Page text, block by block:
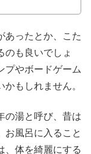
あったとか、こた
のも良いでしょ
プやボードゲーム
もしれません。
の湯と呼び、昔は
お風呂に入ること
、体を綺麗にする